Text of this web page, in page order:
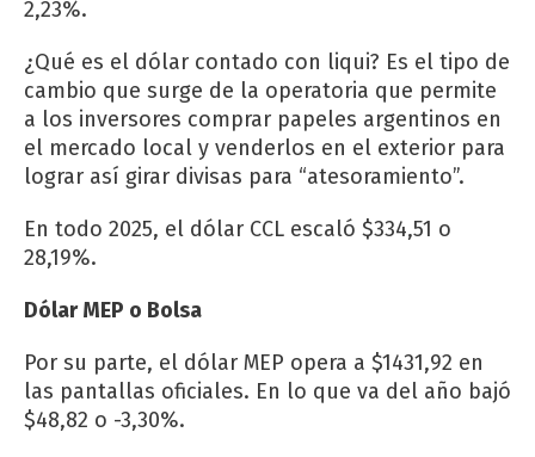
2,23%.
¿Qué es el dólar contado con liqui? Es el tipo de
cambio que surge de la operatoria que permite
a los inversores comprar papeles argentinos en
el mercado local y venderlos en el exterior para
lograr así girar divisas para “atesoramiento”.
En todo 2025, el dólar CCL escaló $334,51 o
28,19%.
Dólar MEP o Bolsa
Por su parte, el dólar MEP opera a $1431,92 en
las pantallas oficiales. En lo que va del año bajó
$48,82 o -3,30%.